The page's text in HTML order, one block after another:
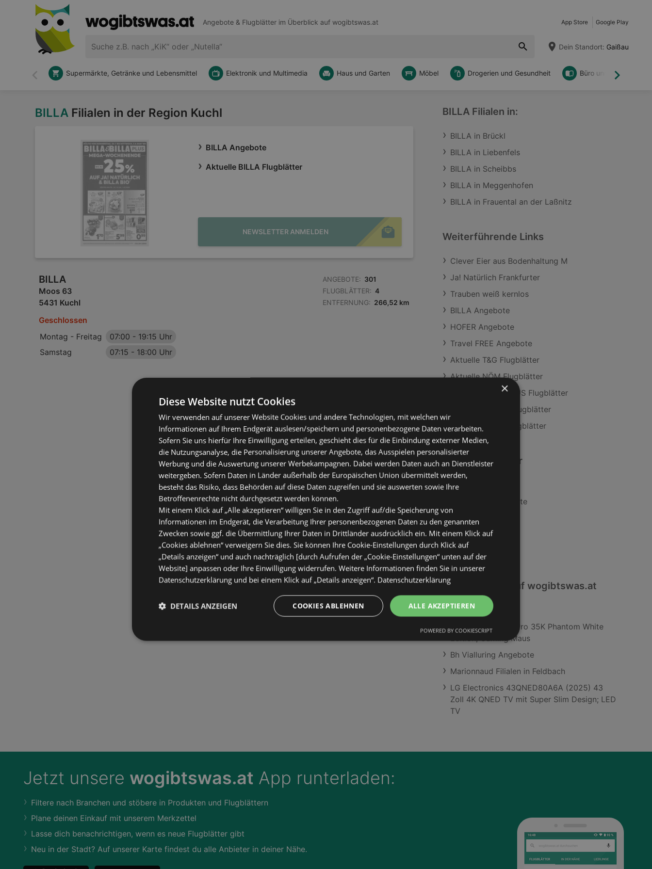
Angebote & Flugblätter im Überblick auf wogibtswas.at App Store Google Play
Dein Standort: Gaißau
Zurück Weiter
Supermärkte, Getränke und Lebensmittel Elektronik und Multimedia Haus und Garten Möbel Drogerien und Gesundheit Büro und DIY
BILLA Filialen in der Region Kuchl
BILLA Angebote
Aktuelle BILLA Flugblätter
NEWSLETTER ANMELDEN
BILLA
Moos 63
5431 Kuchl
ANGEBOTE: 301
FLUGBLÄTTER: 4
ENTFERNUNG: 266,52 km
Geschlossen
Montag - Freitag
07:00 - 19:15 Uhr
Samstag
07:15 - 18:00 Uhr
BILLA Filialen in:
BILLA in Brückl
BILLA in Liebenfels
BILLA in Scheibbs
BILLA in Meggenhofen
BILLA in Frauental an der Laßnitz
Weiterführende Links
Clever Eier aus Bodenhaltung M
Ja! Natürlich Frankfurter
Trauben weiß kernlos
BILLA Angebote
HOFER Angebote
Travel FREE Angebote
Aktuelle T&G Flugblätter
Aktuelle NÖM Flugblätter
Aktuelle BILLA PLUS Flugblätter
Aktuelle PENNY Flugblätter
Aktuelle ADEG Flugblätter
Ähnliche Händler
Lidl Angebote
Maximarkt Angebote
SPAR Angebote
T&G Angebote
HOFER Angebote
Interessantes auf wogibtswas.at
C&A in Schladming
Razer Basilisk V3 Pro 35K Phantom White
Edition; Gaming Maus
Bh Vialluring Angebote
Marionnaud Filialen in Feldbach
LG Electronics 43QNED80A6A (2025) 43
Zoll 4K QNED TV mit Super Slim Design; LED
TV
Jetzt unsere wogibtswas.at App runterladen:
Filtere nach Branchen und stöbere in Produkten und Flugblättern
Plane deinen Einkauf mit unserem Merkzettel
Lasse dich benachrichtigen, wenn es neue Flugblätter gibt
Neu in der Stadt? Auf unserer Karte findest du alle Anbieter in deiner Nähe.
×
Diese Website nutzt Cookies
Wir verwenden auf unserer Website Cookies und andere Technologien, mit welchen wir
Informationen auf Ihrem Endgerät auslesen/speichern und personenbezogene Daten verarbeiten.
Sofern Sie uns hierfür Ihre Einwilligung erteilen, geschieht dies für die Einbindung externer Medien,
die Nutzungsanalyse, die Personalisierung unserer Angebote, das Ausspielen personalisierter
Werbung und die Auswertung unserer Werbekampagnen. Dabei werden Daten auch an Dienstleister
weitergeben. Sofern Daten in Länder außerhalb der Europäischen Union übermittelt werden,
besteht das Risiko, dass Behörden auf diese Daten zugreifen und sie auswerten sowie Ihre
Betroffenenrechte nicht durchgesetzt werden können.
Mit einem Klick auf „Alle akzeptieren“ willigen Sie in den Zugriff auf/die Speicherung von
Informationen im Endgerät, die Verarbeitung Ihrer personenbezogenen Daten zu den genannten
Zwecken sowie ggf. die Übermittlung Ihrer Daten in Drittländer ausdrücklich ein. Mit einem Klick auf
„Cookies ablehnen“ verweigern Sie dies. Sie können Ihre Cookie-Einstellungen durch Klick auf
„Details anzeigen“ und auch nachträglich [durch Aufrufen der „Cookie-Einstellungen“ unten auf der
Website] anpassen oder Ihre Einwilligung widerrufen. Weitere Informationen finden Sie in unserer
Datenschutzerklärung und bei einem Klick auf „Details anzeigen“. Datenschutzerklärung
ALLE AKZEPTIEREN
COOKIES ABLEHNEN
DETAILS ANZEIGEN
POWERED BY COOKIESCRIPT